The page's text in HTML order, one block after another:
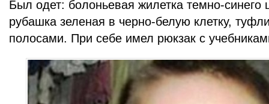
Был одет: болоньевая жилетка темно-
рубашка зеленая в черно-белую клетку,
полосами. При себе имел рюкзак с